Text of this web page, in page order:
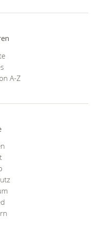
A-Z